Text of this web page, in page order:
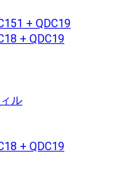
+ QDC19
+ QDC19
ル
+ QDC19